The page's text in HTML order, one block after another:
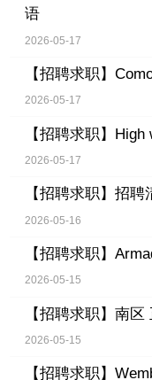
语
2026-05-17
【招聘求职】
2026-05-17
【招聘求职】 High
2026-05-17
【招聘求职】 招聘
2026-05-16
【招聘求职】
2026-05-15
【招聘求职】 南区
2026-05-15
【招聘求职】